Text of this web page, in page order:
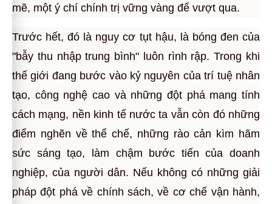
mẽ, một ý chí chính trị vững vàng để vượt qua.
Trước hết, đó là nguy cơ tụt hậu, là bóng đen của
"bẫy thu nhập trung bình" luôn rình rập. Trong khi
thế giới đang bước vào kỷ nguyên của trí tuệ nhân
tạo, công nghệ cao và những đột phá mang tính
cách mạng, nền kinh tế nước ta vẫn còn đó những
điểm nghẽn về thể chế, những rào cản kìm hãm
sức sáng tạo, làm chậm bước tiến của doanh
nghiệp, của người dân. Nếu không có những giải
pháp đột phá về chính sách, về cơ chế vận hành,